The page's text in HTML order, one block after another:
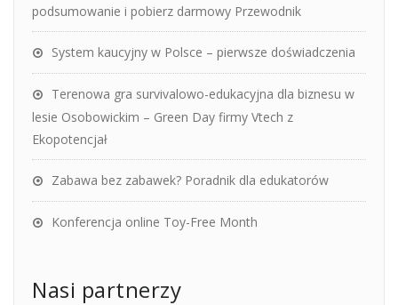
podsumowanie i pobierz darmowy Przewodnik
System kaucyjny w Polsce – pierwsze doświadczenia
Terenowa gra survivalowo-edukacyjna dla biznesu w
lesie Osobowickim – Green Day firmy Vtech z
Ekopotencjał
Zabawa bez zabawek? Poradnik dla edukatorów
Konferencja online Toy-Free Month
Nasi partnerzy